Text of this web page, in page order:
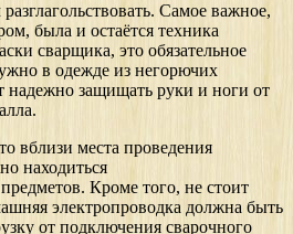
Самое важное,
была и остаётся техника
сварщика, это обязательное
в одежде из негорючих
надежно защищать руки и ноги от
вблизи места проведения
находиться
Кроме того, не стоит
электропроводка должна быть
от подключения сварочного